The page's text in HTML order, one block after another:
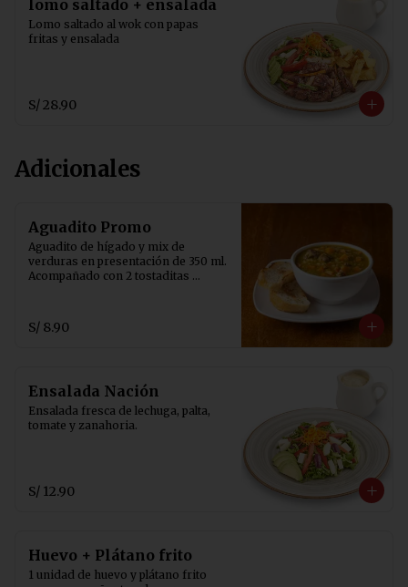
lomo saltado + ensalada
Lomo saltado al wok con papas
fritas y ensalada
S/ 28.90
Adicionales
Aguadito Promo
Aguadito de hígado y mix de
verduras en presentación de 350 ml.
Acompañado con 2 tostaditas
S/ 8.90
Ensalada Nación
Ensalada fresca de lechuga, palta,
tomate y zanahoria.
S/ 12.90
Huevo + Plátano frito
1 unidad de huevo y plátano frito